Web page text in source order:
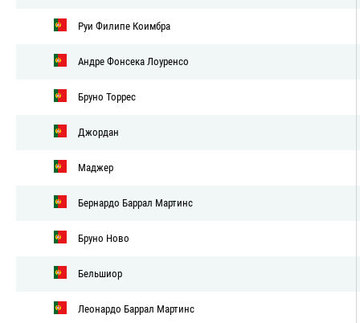
Руи Филипе Коимбра
Андре Фонсека Лоуренсо
Бруно Торрес
Джордан
Маджер
Бернардо Баррал Мартинс
Бруно Ново
Бельшиор
Леонардо Баррал Мартинс